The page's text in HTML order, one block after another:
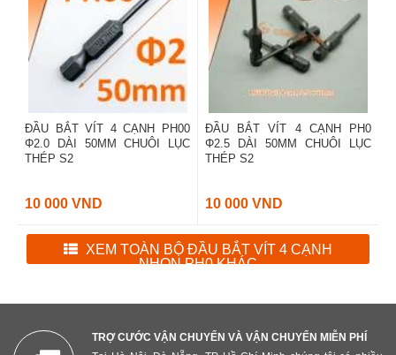
ĐẦU BẮT VÍT 4 CẠNH PH00
Φ2.0 DÀI 50MM CHUÔI LỤC
THÉP S2
10 000 VND
ĐẦU BẮT VÍT 4 CẠNH PH0
Φ2.5 DÀI 50MM CHUÔI LỤC
THÉP S2
10 000 VND
XEM TOÀN BỘ ĐẦU BẮT VÍT 4 CẠNH
NHỌN PH0 KHÁC
TRỢ CƯỚC VẬN CHUYỂN VÀ VẬN CHUYỂN MIỄN PHÍ